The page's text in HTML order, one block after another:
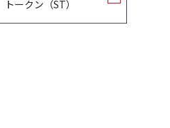
トークン（ST）